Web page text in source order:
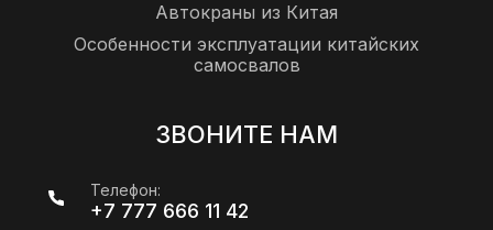
Автокраны из Китая
Особенности эксплуатации китайских
самосвалов
ЗВОНИТЕ НАМ
Телефон:
+7 777 666 11 42